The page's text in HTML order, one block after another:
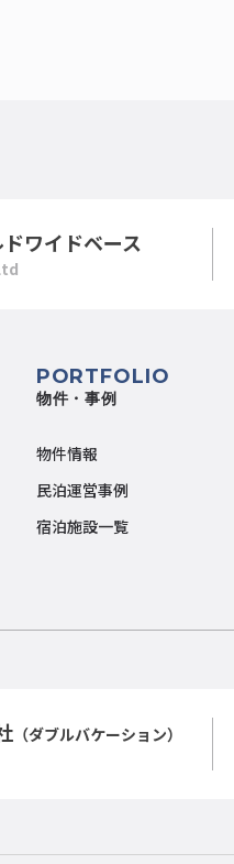
ワイドベース
PORTFOLIO
物件・事例
物件情報
民泊運営事例
宿泊施設一覧
（ダブルバケーション）